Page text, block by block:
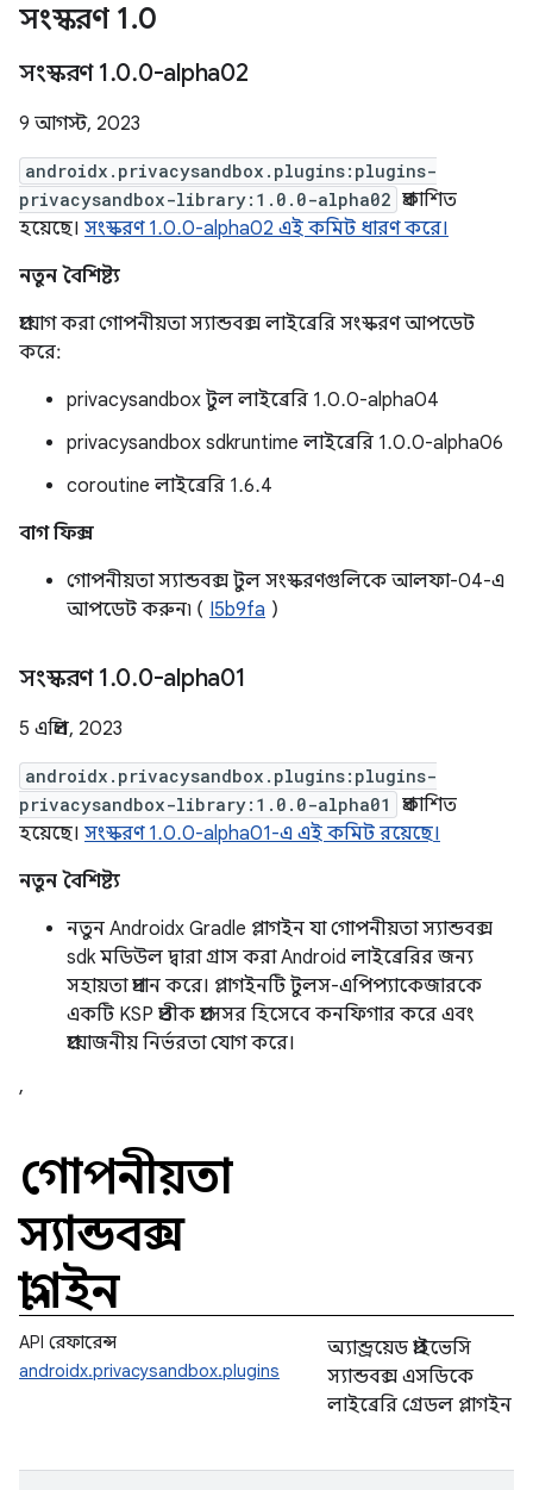
সংস্করণ 1.0
সংস্করণ 1.0.0-alpha02
9 আগস্ট, 2023
androidx.privacysandbox.plugins:plugins-
privacysandbox-library:1.0.0-alpha02 প্রকাশিত
হয়েছে। সংস্করণ 1.0.0-alpha02 এই কমিট ধারণ করে।
নতুন বৈশিষ্ট্য
প্রয়োগ করা গোপনীয়তা স্যান্ডবক্স লাইব্রেরি সংস্করণ আপডেট
করে:
privacysandbox টুল লাইব্রেরি 1.0.0-alpha04
privacysandbox sdkruntime লাইব্রেরি 1.0.0-alpha06
coroutine লাইব্রেরি 1.6.4
বাগ ফিক্স
গোপনীয়তা স্যান্ডবক্স টুল সংস্করণগুলিকে আলফা-04-এ
আপডেট করুন৷ ( I5b9fa )
সংস্করণ 1.0.0-alpha01
5 এপ্রিল, 2023
androidx.privacysandbox.plugins:plugins-
privacysandbox-library:1.0.0-alpha01
প্রকাশিত
হয়েছে। সংস্করণ 1.0.0-alpha01-এ এই কমিট রয়েছে।
নতুন বৈশিষ্ট্য
নতুন Androidx Gradle প্লাগইন যা গোপনীয়তা স্যান্ডবক্স
sdk মডিউল দ্বারা গ্রাস করা Android লাইব্রেরির জন্য
সহায়তা প্রদান করে। প্লাগইনটি টুলস-এপিপ্যাকেজারকে
একটি KSP প্রতীক প্রসেসর হিসেবে কনফিগার করে এবং
প্রয়োজনীয় নির্ভরতা যোগ করে।
,
গোপনীয়তা
স্যান্ডবক্স
প্লাগইন
API রেফারেন্স
androidx.privacysandbox.plugins
অ্যান্ড্রয়েড প্রাইভেসি
স্যান্ডবক্স এসডিকে
লাইব্রেরি গ্রেডল প্লাগইন